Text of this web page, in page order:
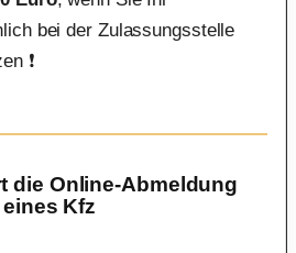
bei der Zulassungsstelle
❗
die Online-Abmeldung
eines Kfz